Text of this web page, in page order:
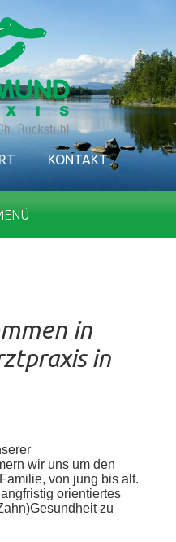
KONTAKT
in
in
wir uns um den
von jung bis alt.
orientiertes
zu